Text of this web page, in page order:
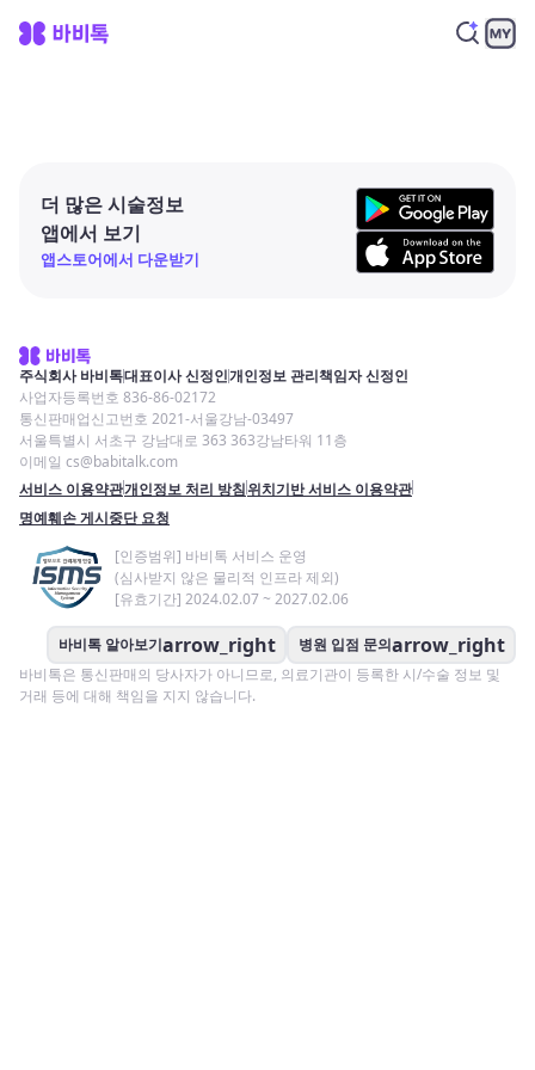
더 많은 시술정보
앱에서 보기
앱스토어에서 다운받기
주식회사 바비톡대표이사 신정인개인정보 관리책임자 신정인
사업자등록번호 836-86-02172
통신판매업신고번호 2021-서울강남-03497
서울특별시 서초구 강남대로 363 363강남타워 11층
이메일 cs@babitalk.com
서비스 이용약관개인정보 처리 방침위치기반 서비스 이용약관
명예훼손 게시중단 요청
[인증범위] 바비톡 서비스 운영
(심사받지 않은 물리적 인프라 제외)
[유효기간] 2024.02.07 ~ 2027.02.06
바비톡 알아보기arrow_right 병원 입점 문의arrow_right
바비톡은 통신판매의 당사자가 아니므로, 의료기관이 등록한 시/수술 정보 및
거래 등에 대해 책임을 지지 않습니다.